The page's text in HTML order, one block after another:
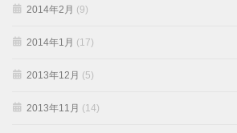
2014年2月 (9)
2014年1月 (17)
2013年12月 (5)
2013年11月 (14)